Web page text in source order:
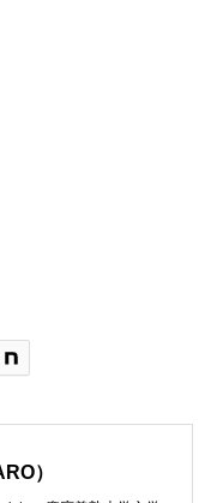
）